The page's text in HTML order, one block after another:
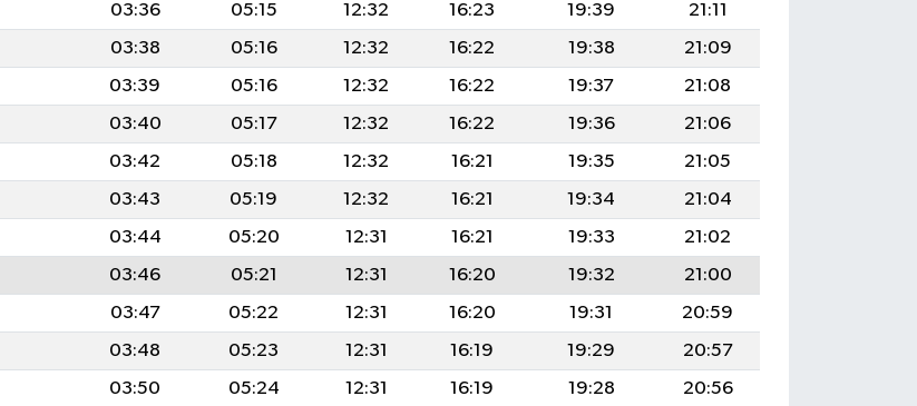
03:36 05:15 12:32 16:23 19:39
21:11
03:38 05:16 12:32 16:22 19:38
21:09
03:39 05:16 12:32 16:22 19:37
21:08
03:40 05:17 12:32 16:22 19:36
21:06
03:42 05:18 12:32 16:21 19:35
21:05
03:43 05:19 12:32 16:21 19:34
21:04
03:44 05:20 12:31 16:21 19:33
21:02
03:46 05:21 12:31 16:20 19:32
21:00
03:47 05:22 12:31 16:20 19:31
20:59
03:48 05:23 12:31 16:19 19:29
20:57
03:50 05:24 12:31 16:19 19:28
20:56